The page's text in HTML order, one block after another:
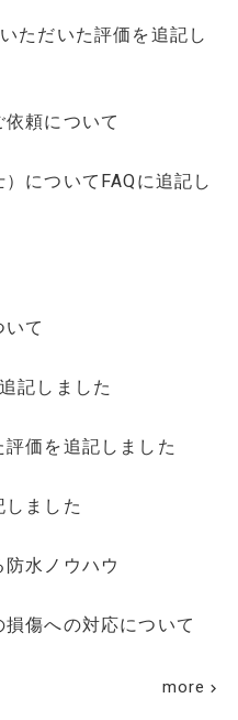
ただいた評価を追記し
頼について
についてFAQに追記し
て
記しました
価を追記しました
ました
水ノウハウ
傷への対応について
more